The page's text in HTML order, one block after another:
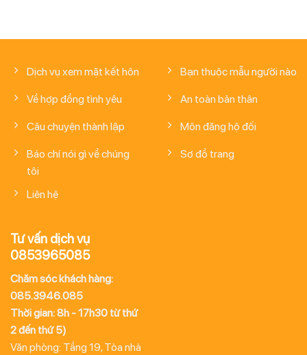
Dịch vụ xem mặt kết hôn
Về hợp đồng tình yêu
Câu chuyện thành lập
Báo chí nói gì về chúng
tôi
Liên hệ
Bạn thuộc mẫu người nào
An toàn bản thân
Môn đăng hộ đối
Sơ đồ trang
Tư vấn dịch vụ
0853965085
Chăm sóc khách hàng:
085.3946.085
Thời gian: 8h - 17h30 từ thứ
2 đến thứ 5)
Văn phòng: Tầng 19, Tòa nhà